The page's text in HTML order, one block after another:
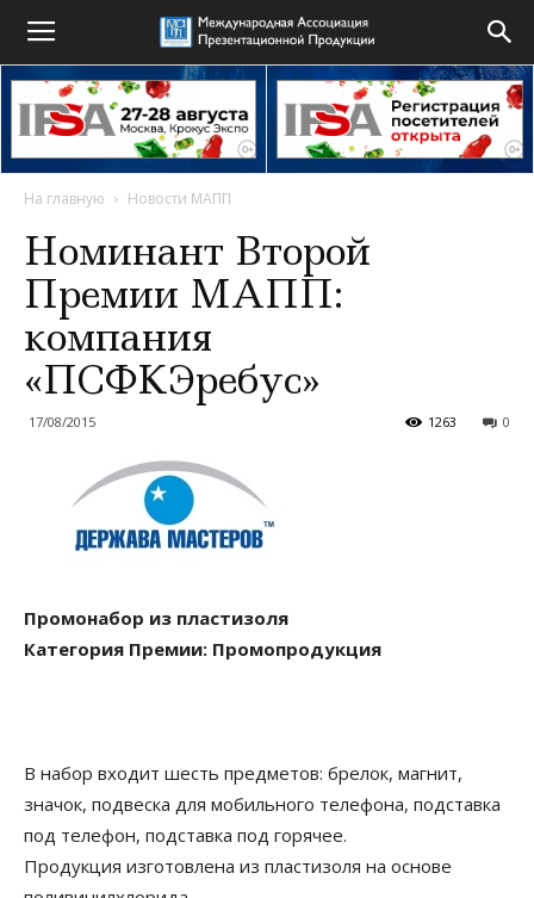
На главную Новости МАПП
Номинант Второй
Премии МАПП:
компания
«ПСФКЭребус»
17/08/2015 0
1263
Промонабор из пластизоля
Категория Премии: Промопродукция
В набор входит шесть предметов: брелок, магнит,
значок, подвеска для мобильного телефона, подставка
под телефон, подставка под горячее.
Продукция изготовлена из пластизоля на основе